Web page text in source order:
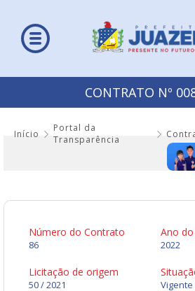
CONTRATO Nº
Início
Portal da
Transparência
Número do Contrato
86
Ano
2022
Licitação de origem
50 / 2021 Vigente